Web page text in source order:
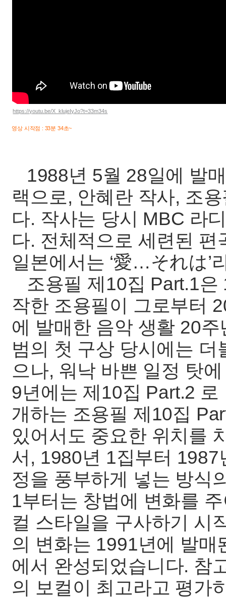
https://youtu.be/X_klujeIyJo?t=33m34s
영상 시작점 : 33분 34초~
1988년 5월 28일에 발
랙으로, 안혜란 작사, 조
다. 작사는 당시 MBC 라
다. 전체적으로 세련된
일본에서는 ‘愛…それは’
조용필 제10집 Part.1은
작한 조용필이 그로부터
에 발매한 음악 생활 20
범의 첫 구상 당시에는
으나, 워낙 바쁜 일정 탓
9년에는 제10집 Part.2
개하는 조용필 제10집
있어서도 중요한 위치를
서, 1980년 1집부터
정을 풍부하게 넣는 방식
1부터는 창법에 변화를
컬 스타일을 구사하기 시
의 변화는 1991년에 발
에서 완성되었습니다. 참
의 보컬이 최고라고 평가